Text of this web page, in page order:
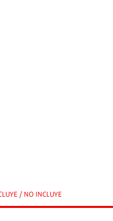
/ NO INCLUYE